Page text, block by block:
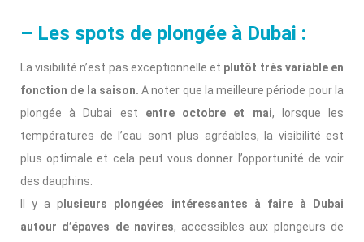
– Les spots de plongée à Dubai :
La visibilité n’est pas exceptionnelle et plutôt très variable en
fonction de la saison. A noter que la meilleure période pour la
plongée à Dubai est entre octobre et mai, lorsque les
températures de l’eau sont plus agréables, la visibilité est
plus optimale et cela peut vous donner l’opportunité de voir
des dauphins.
Il y a p lusieurs plongées intéressantes à faire à Dubai
autour d’épaves de navires, accessibles aux plongeurs de